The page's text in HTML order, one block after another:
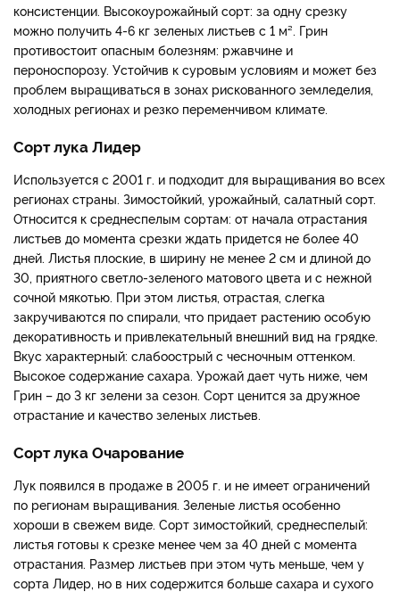
консистенции. Высокоурожайный сорт: за одну срезку
можно получить 4-6 кг зеленых листьев с 1 м². Грин
противостоит опасным болезням: ржавчине и
пероноспорозу. Устойчив к суровым условиям и может без
проблем выращиваться в зонах рискованного земледелия,
холодных регионах и резко переменчивом климате.
Сорт лука Лидер
Используется с 2001 г. и подходит для выращивания во всех
регионах страны. Зимостойкий, урожайный, салатный сорт.
Относится к среднеспелым сортам: от начала отрастания
листьев до момента срезки ждать придется не более 40
дней. Листья плоские, в ширину не менее 2 см и длиной до
30, приятного светло-зеленого матового цвета и с нежной
сочной мякотью. При этом листья, отрастая, слегка
закручиваются по спирали, что придает растению особую
декоративность и привлекательный внешний вид на грядке.
Вкус характерный: слабоострый с чесночным оттенком.
Высокое содержание сахара. Урожай дает чуть ниже, чем
Грин – до 3 кг зелени за сезон. Сорт ценится за дружное
отрастание и качество зеленых листьев.
Сорт лука Очарование
Лук появился в продаже в 2005 г. и не имеет ограничений
по регионам выращивания. Зеленые листья особенно
хороши в свежем виде. Сорт зимостойкий, среднеспелый:
листья готовы к срезке менее чем за 40 дней с момента
отрастания. Размер листьев при этом чуть меньше, чем у
сорта Лидер, но в них содержится больше сахара и сухого